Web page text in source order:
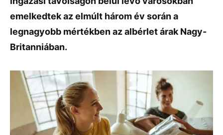
emelkedtek az elmúlt három év során a
legnagyobb mértékben az albérlet árak Nagy-
Britanniában.